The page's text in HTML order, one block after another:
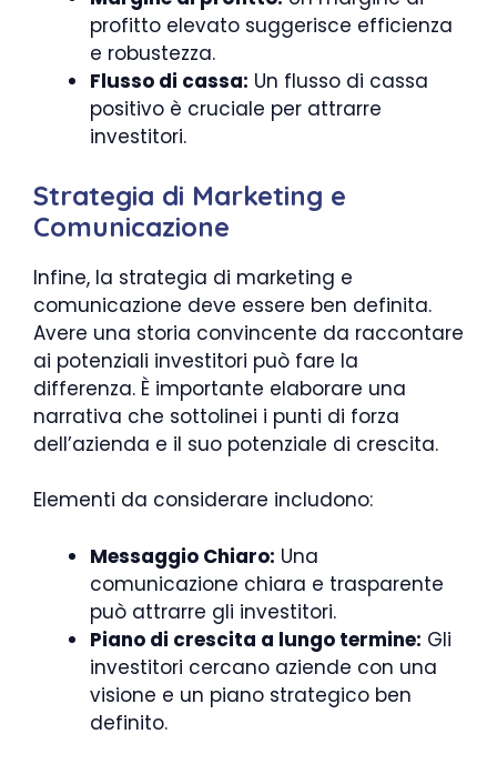
profitto elevato suggerisce efficienza
e robustezza.
Flusso di cassa: Un flusso di cassa
positivo è cruciale per attrarre
investitori.
Strategia di Marketing e
Comunicazione
Infine, la strategia di marketing e
comunicazione deve essere ben definita.
Avere una storia convincente da raccontare
ai potenziali investitori può fare la
differenza. È importante elaborare una
narrativa che sottolinei i punti di forza
dell’azienda e il suo potenziale di crescita.
Elementi da considerare includono:
Messaggio Chiaro: Una
comunicazione chiara e trasparente
può attrarre gli investitori.
Piano di crescita a lungo termine: Gli
investitori cercano aziende con una
visione e un piano strategico ben
definito.